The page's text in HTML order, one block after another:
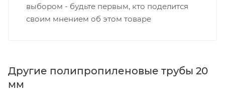
выбором - будьте первым, кто поделится
своим мнением об этом товаре
Другие полипропиленовые трубы 20
мм